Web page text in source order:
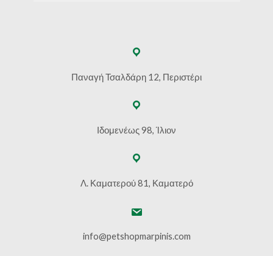
Παναγή Τσαλδάρη 12, Περιστέρι
Ιδομενέως 98, Ίλιον
Λ. Καματερού 81, Καματερό
info@petshopmarpinis.com